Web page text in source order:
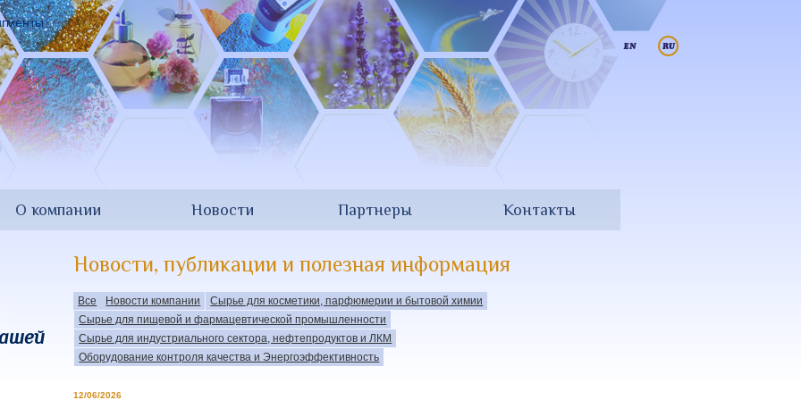
О компании Новости Партнеры Контакты
Новости, публикации и полезная информация
Все Новости компании
Сырье для косметики, парфюмерии и бытовой химии
Сырье для пищевой и фармацевтической промышленности
Сырье для индустриального сектора, нефтепродуктов и ЛКМ
Оборудование контроля качества и Энергоэффективность
12/06/2026